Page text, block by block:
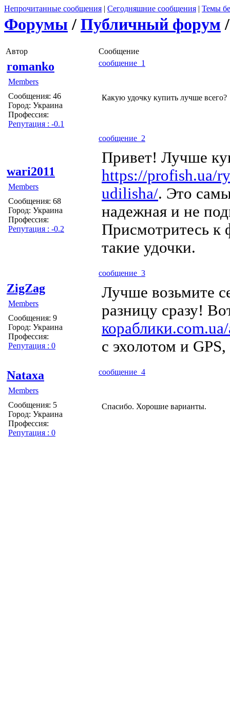
Непрочитанные сообщения | Сегодняшние сообщения | Темы
Форумы/ Публичный форум
Автор Сообщение
romanko
Members
Сообщения: 46
Город: Украина
Профессия:
Репутация : -0.1
сообщение 1
Какую удочку купить лучше всего?
wari2011
Members
Сообщения: 68
Город: Украина
Профессия:
Репутация : -0.2
сообщение 2
Привет! Лучше
https://profish.ua/
udilisha/. Это
надежная и не
Присмотритесь к
такие удочки.
ZigZag
Members
Сообщения: 9
Город: Украина
Профессия:
Репутация : 0
сообщение 3
Лучше возьмите
разницу сразу!
с эхолотом и
Nataxa
Members
Сообщения: 5
Город: Украина
Профессия:
Репутация : 0
сообщение 4
Спасибо. Хорошие варианты.